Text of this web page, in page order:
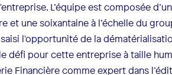
L’équipe est composée
et une soixantaine à l’échelle du
l'opportunité de la
défi pour cette entreprise à taille
Financière comme expert dans